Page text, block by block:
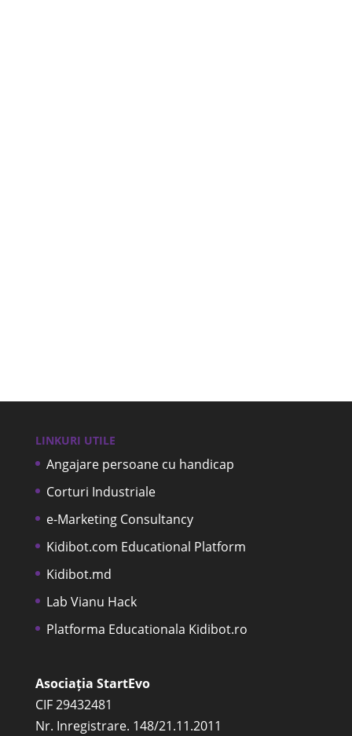
LINKURI UTILE
Angajare persoane cu handicap
Corturi Industriale
e-Marketing Consultancy
Kidibot.com Educational Platform
Kidibot.md
Lab Vianu Hack
Platforma Educationala Kidibot.ro
Asociația StartEvo
CIF 29432481
Nr. Inregistrare. 148/21.11.2011